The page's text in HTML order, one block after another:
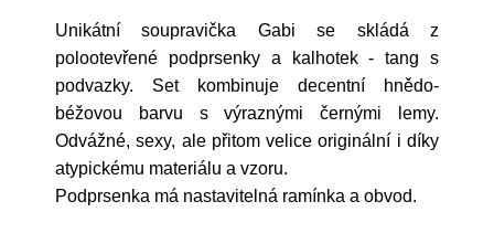
Unikátní soupravička Gabi se skládá z
polootevřené podprsenky a kalhotek - tang s
podvazky. Set kombinuje decentní hnědo-
béžovou barvu s výraznými černými lemy.
Odvážné, sexy, ale přitom velice originální i díky
atypickému materiálu a vzoru.
Podprsenka má nastavitelná ramínka a obvod.